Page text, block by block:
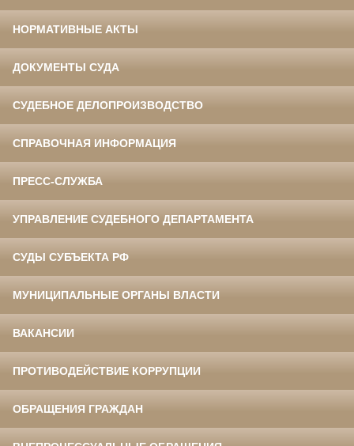
НОРМАТИВНЫЕ АКТЫ
ДОКУМЕНТЫ СУДА
СУДЕБНОЕ ДЕЛОПРОИЗВОДСТВО
СПРАВОЧНАЯ ИНФОРМАЦИЯ
ПРЕСС-СЛУЖБА
УПРАВЛЕНИЕ СУДЕБНОГО ДЕПАРТАМЕНТА
СУДЫ СУБЪЕКТА РФ
МУНИЦИПАЛЬНЫЕ ОРГАНЫ ВЛАСТИ
ВАКАНСИИ
ПРОТИВОДЕЙСТВИЕ КОРРУПЦИИ
ОБРАЩЕНИЯ ГРАЖДАН